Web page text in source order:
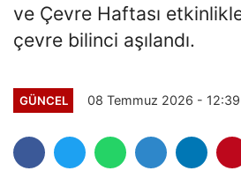
ve Çevre Haftası
çevre bilinci aşılandı.
GÜNCEL 08 Temmuz 2026 - 12:39